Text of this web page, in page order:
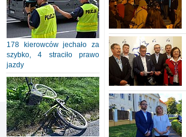
178 kierowców jechało za
szybko, 4 straciło prawo
jazdy